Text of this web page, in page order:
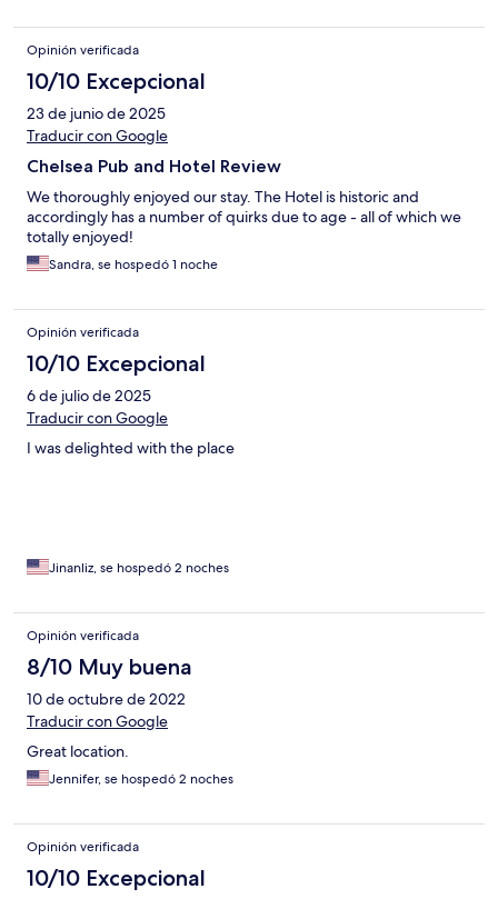
Opinión verificada
10/10 Excepcional
23 de junio de 2025
Traducir con Google
Chelsea Pub and Hotel Review
We thoroughly enjoyed our stay. The Hotel is historic and
accordingly has a number of quirks due to age - all of which we
totally enjoyed!
Sandra, se hospedó 1 noche
Opinión verificada
10/10 Excepcional
6 de julio de 2025
Traducir con Google
I was delighted with the place
Jinanliz, se hospedó 2 noches
Opinión verificada
8/10 Muy buena
10 de octubre de 2022
Traducir con Google
Great location.
Jennifer, se hospedó 2 noches
Opinión verificada
10/10 Excepcional